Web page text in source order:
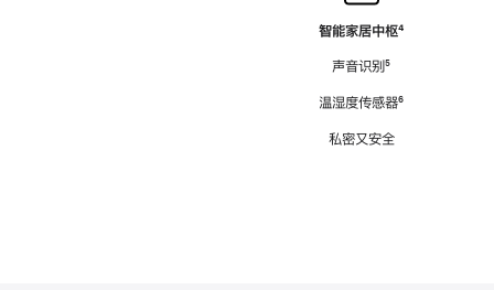
智能家居中枢脚
⁴
声音识别脚
⁵
温湿度传感器脚
⁶
私密又安全